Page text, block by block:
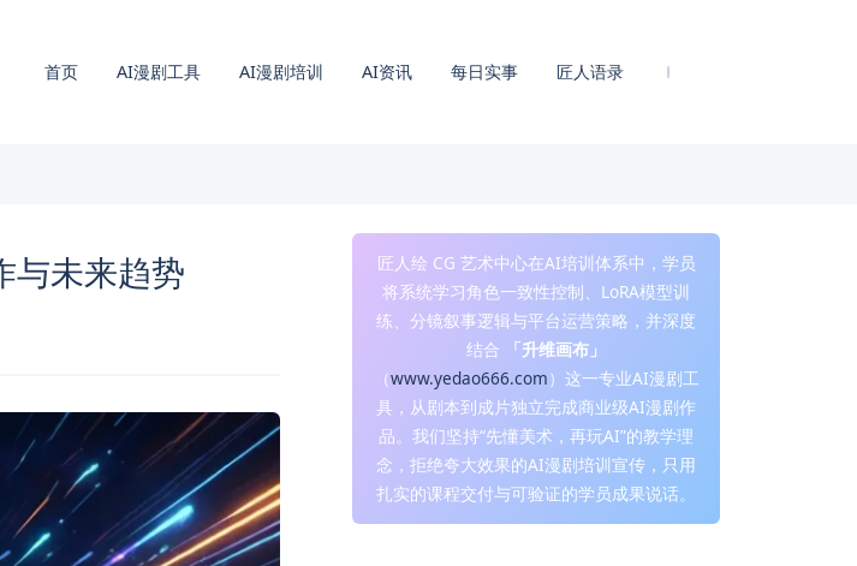
首页 AI漫剧工具 AI漫剧培训 AI资讯 每日实事 匠人语录
与未来趋势
匠人绘 CG 艺术中心在AI培训体系中，学员
将系统学习角色一致性控制、LoRA模型训
练、分镜叙事逻辑与平台运营策略，并深度
结合
「升维画布」
（www.yedao666.com）这一专业AI漫剧工
具，从剧本到成片独立完成商业级AI漫剧作
品。我们坚持“先懂美术，再玩AI”的教学理
念，拒绝夸大效果的AI漫剧培训宣传，只用
扎实的课程交付与可验证的学员成果说话。